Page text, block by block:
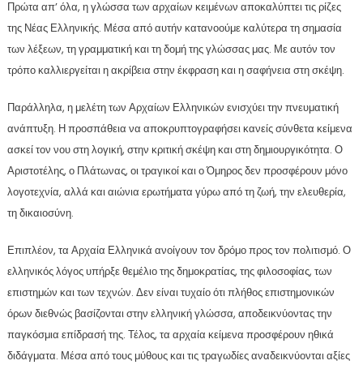
Πρώτα απ’ όλα, η γλώσσα των αρχαίων κειμένων αποκαλύπτει τις ρίζες
της Νέας Ελληνικής. Μέσα από αυτήν κατανοούμε καλύτερα τη σημασία
των λέξεων, τη γραμματική και τη δομή της γλώσσας μας. Με αυτόν τον
τρόπο καλλιεργείται η ακρίβεια στην έκφραση και η σαφήνεια στη σκέψη.
Παράλληλα, η μελέτη των Αρχαίων Ελληνικών ενισχύει την πνευματική
ανάπτυξη. Η προσπάθεια να αποκρυπτογραφήσει κανείς σύνθετα κείμενα
ασκεί τον νου στη λογική, στην κριτική σκέψη και στη δημιουργικότητα. Ο
Αριστοτέλης, ο Πλάτωνας, οι τραγικοί και ο Όμηρος δεν προσφέρουν μόνο
λογοτεχνία, αλλά και αιώνια ερωτήματα γύρω από τη ζωή, την ελευθερία,
τη δικαιοσύνη.
Επιπλέον, τα Αρχαία Ελληνικά ανοίγουν τον δρόμο προς τον πολιτισμό. Ο
ελληνικός λόγος υπήρξε θεμέλιο της δημοκρατίας, της φιλοσοφίας, των
επιστημών και των τεχνών. Δεν είναι τυχαίο ότι πλήθος επιστημονικών
όρων διεθνώς βασίζονται στην ελληνική γλώσσα, αποδεικνύοντας την
παγκόσμια επίδρασή της. Τέλος, τα αρχαία κείμενα προσφέρουν ηθικά
διδάγματα. Μέσα από τους μύθους και τις τραγωδίες αναδεικνύονται αξίες